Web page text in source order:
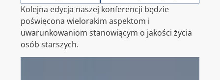
Kolejna edycja naszej konferencji będzie
poświęcona wielorakim aspektom i
uwarunkowaniom stanowiącym o jakości życia
osób starszych.